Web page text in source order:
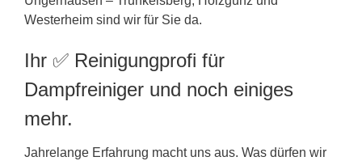
Westerheim sind wir für Sie da.
Ihr ✅ Reinigungprofi für
Dampfreiniger und noch einiges
mehr.
Jahrelange Erfahrung macht uns aus. Was dürfen wir